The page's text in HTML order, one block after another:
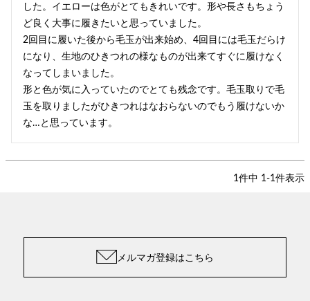
した。イエローは色がとてもきれいです。形や長さもちょう
ど良く大事に履きたいと思っていました。
2回目に履いた後から毛玉が出来始め、4回目には毛玉だらけ
になり、生地のひきつれの様なものが出来てすぐに履けなく
なってしまいました。
形と色が気に入っていたのでとても残念です。毛玉取りで毛
玉を取りましたがひきつれはなおらないのでもう履けないか
な…と思っています。
1 件中 1 -1 件表示
メルマガ登録はこちら